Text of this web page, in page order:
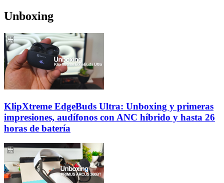
Unboxing
KlipXtreme EdgeBuds Ultra: Unboxing y primeras
impresiones, audífonos con ANC híbrido y hasta 26
horas de batería